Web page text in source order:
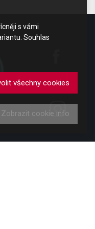
s vámi
Souhlas
všechny cookies
Zobrazit cookie info